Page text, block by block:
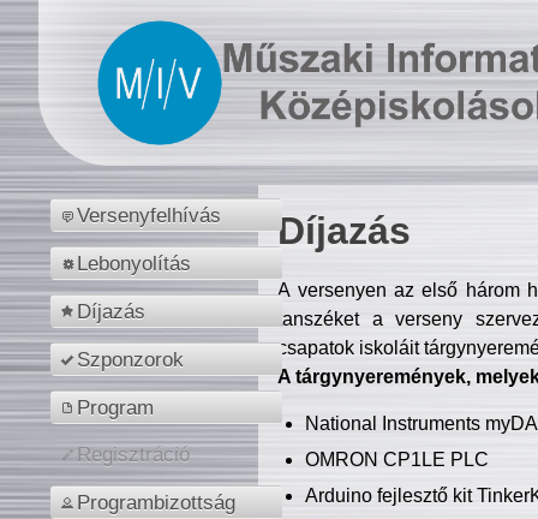
Versenyfelhívás
Lebonyolítás
Díjazás
Szponzorok
Program
Regisztráció
Programbizottság
Díjazás
A versenyen az első három
tanszéket a verseny
csapatok iskoláit
A tárgynyeremények,
National Instruments
OMRON CP1LE PLC
Arduino fejlesztő kit